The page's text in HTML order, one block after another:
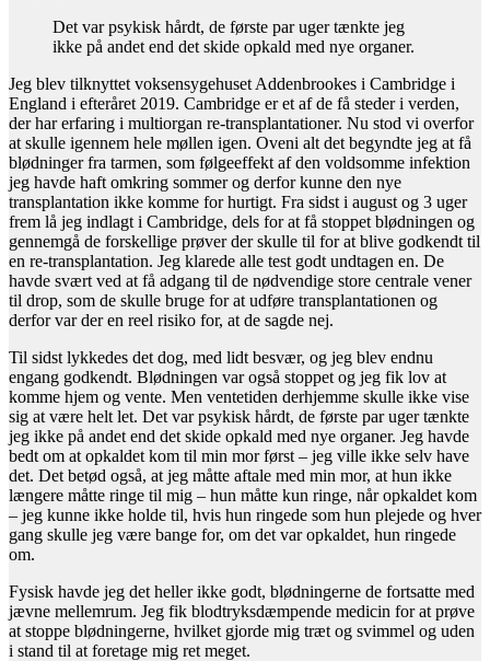
Det var psykisk hårdt, de første par uger tænkte jeg
ikke på andet end det skide opkald med nye organer.
Jeg blev tilknyttet voksensygehuset Addenbrookes i Cambridge i
England i efteråret 2019. Cambridge er et af de få steder i verden,
der har erfaring i multiorgan re-transplantationer. Nu stod vi overfor
at skulle igennem hele møllen igen. Oveni alt det begyndte jeg at få
blødninger fra tarmen, som følgeeffekt af den voldsomme infektion
jeg havde haft omkring sommer og derfor kunne den nye
transplantation ikke komme for hurtigt. Fra sidst i august og 3 uger
frem lå jeg indlagt i Cambridge, dels for at få stoppet blødningen og
gennemgå de forskellige prøver der skulle til for at blive godkendt til
en re-transplantation. Jeg klarede alle test godt undtagen en. De
havde svært ved at få adgang til de nødvendige store centrale vener
til drop, som de skulle bruge for at udføre transplantationen og
derfor var der en reel risiko for, at de sagde nej.
Til sidst lykkedes det dog, med lidt besvær, og jeg blev endnu
engang godkendt. Blødningen var også stoppet og jeg fik lov at
komme hjem og vente. Men ventetiden derhjemme skulle ikke vise
sig at være helt let. Det var psykisk hårdt, de første par uger tænkte
jeg ikke på andet end det skide opkald med nye organer. Jeg havde
bedt om at opkaldet kom til min mor først – jeg ville ikke selv have
det. Det betød også, at jeg måtte aftale med min mor, at hun ikke
længere måtte ringe til mig – hun måtte kun ringe, når opkaldet kom
– jeg kunne ikke holde til, hvis hun ringede som hun plejede og hver
gang skulle jeg være bange for, om det var opkaldet, hun ringede
om.
Fysisk havde jeg det heller ikke godt, blødningerne de fortsatte med
jævne mellemrum. Jeg fik blodtryksdæmpende medicin for at prøve
at stoppe blødningerne, hvilket gjorde mig træt og svimmel og uden
i stand til at foretage mig ret meget.